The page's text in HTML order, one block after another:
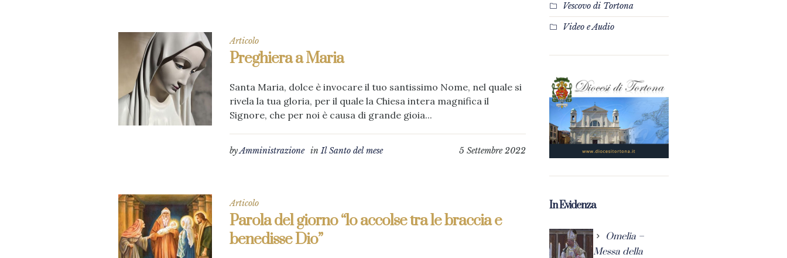
Articolo
Preghiera a Maria
Santa Maria, dolce è invocare il tuo santissimo Nome, nel quale si
rivela la tua gloria, per il quale la Chiesa intera magnifica il
Signore, che per noi è causa di grande gioia...
5 Settembre 2022
byAmministrazione inIl Santo del mese
Articolo
Parola del giorno “lo accolse tra le braccia e
benedisse Dio”
Vescovo di Tortona
Video e Audio
In Evidenza
Omelia –
Messa della